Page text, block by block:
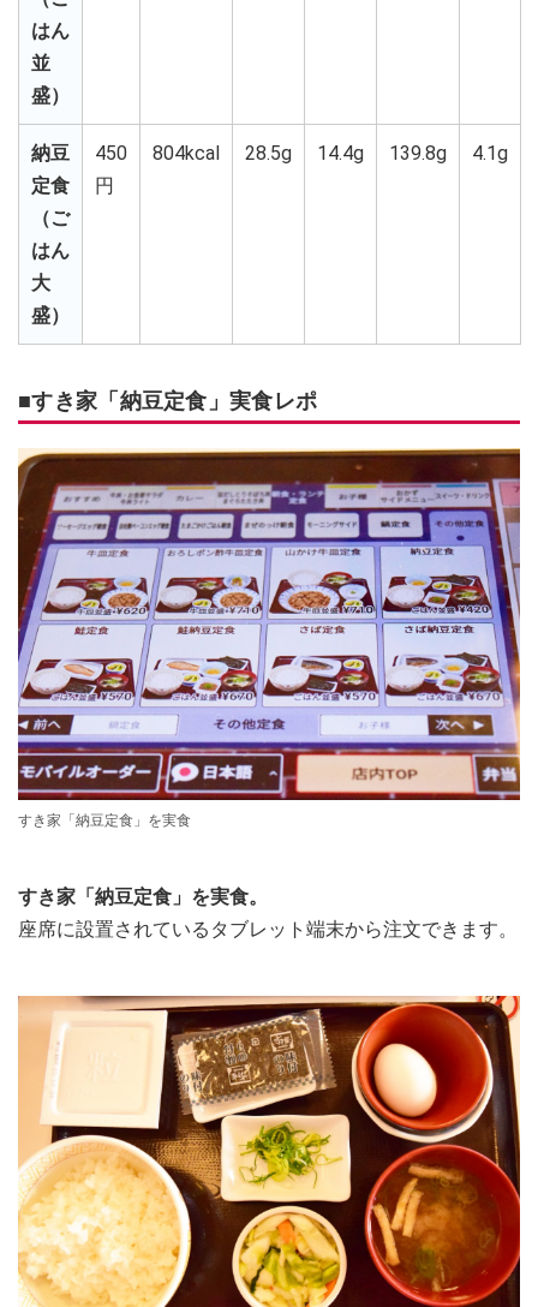
はん
並
盛）
納豆
定食
（ご
はん
大
盛）
450
円
804kcal 28.5g 14.4g 139.8g 4.1g
■すき家「納豆定食」実食レポ
すき家「納豆定食」を実食
すき家「納豆定食」を実食。
座席に設置されているタブレット端末から注文できます。